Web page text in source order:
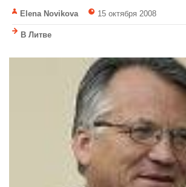
Elena Novikova 15 октября 2008
В Литве